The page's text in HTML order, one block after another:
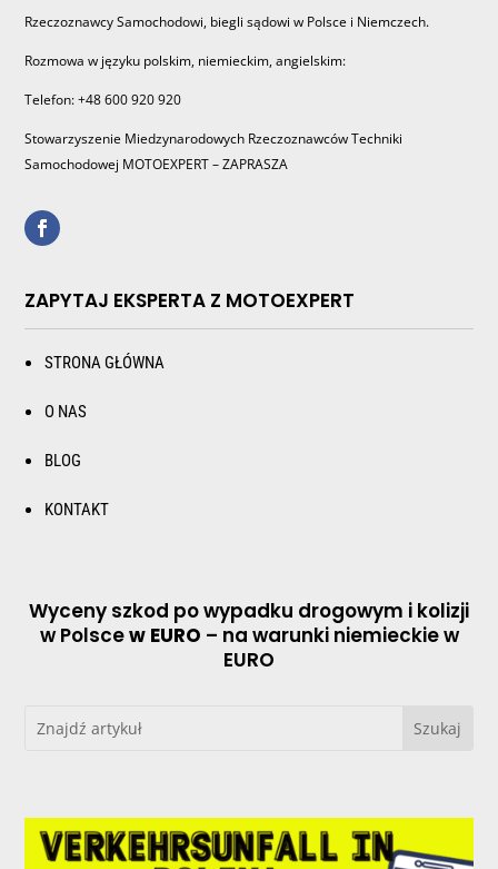
Rzeczoznawcy Samochodowi, biegli sądowi w Polsce i Niemczech.
Rozmowa w języku polskim, niemieckim, angielskim:
Telefon: +48 600 920 920
Stowarzyszenie Miedzynarodowych Rzeczoznawców Techniki
Samochodowej MOTOEXPERT – ZAPRASZA
ZAPYTAJ EKSPERTA Z MOTOEXPERT
STRONA GŁÓWNA
O NAS
BLOG
KONTAKT
Wyceny szkod po wypadku drogowym i kolizji
w Polscew EURO – na warunki niemieckie w
EURO